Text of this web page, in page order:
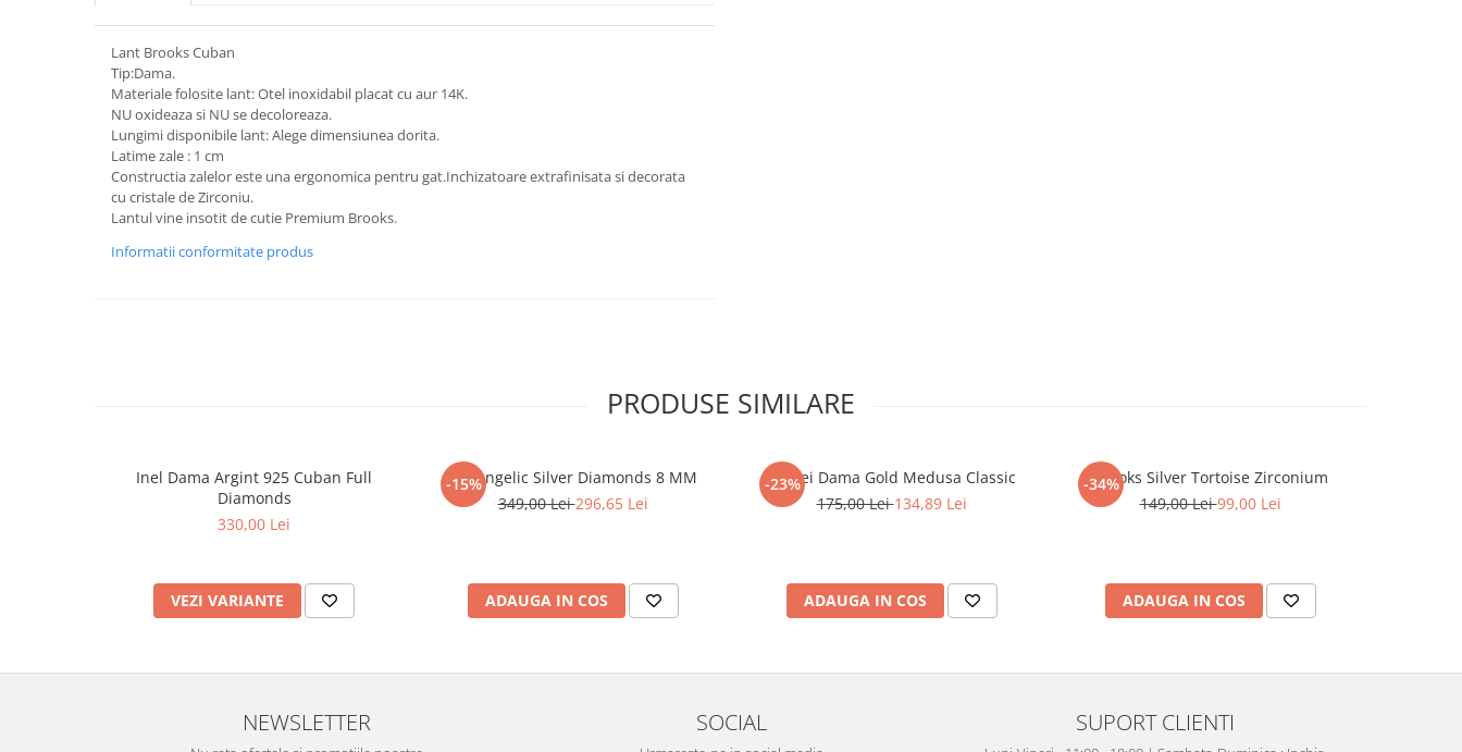
Lant Brooks Cuban
Tip:Dama.
Materiale folosite lant: Otel inoxidabil placat cu aur 14K.
NU oxideaza si NU se decoloreaza.
Lungimi disponibile lant: Alege dimensiunea dorita.
Latime zale : 1 cm
Constructia zalelor este una ergonomica pentru gat.Inchizatoare extrafinisata si decorata
cu cristale de Zirconiu.
Lantul vine insotit de cutie Premium Brooks.
Informatii conformitate produs
PRODUSE SIMILARE
Inel Dama Argint 925 Cuban Full
Diamonds
330,00 Lei
VEZI VARIANTE
-15%
Set Angelic Silver Diamonds 8 MM
349,00 Lei296,65 Lei
ADAUGA IN COS
-23%
Cercei Dama Gold Medusa Classic
175,00 Lei134,89 Lei
ADAUGA IN COS
-34%
Brooks Silver Tortoise Zirconium
149,00 Lei99,00 Lei
ADAUGA IN COS
NEWSLETTER SOCIAL SUPORT CLIENTI